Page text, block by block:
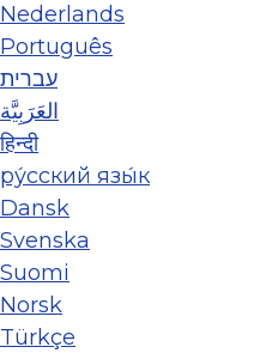
Nederlands
Português
עברית
العَرَبِيَّة
हिन्दी
ру́сский язы́к
Dansk
Svenska
Suomi
Norsk
Türkçe